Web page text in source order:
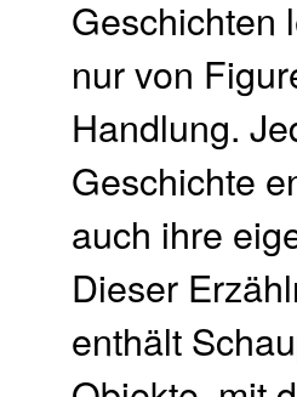
Geschichten
nur von
Handlung.
Geschichte
auch ihre
Dieser
enthält